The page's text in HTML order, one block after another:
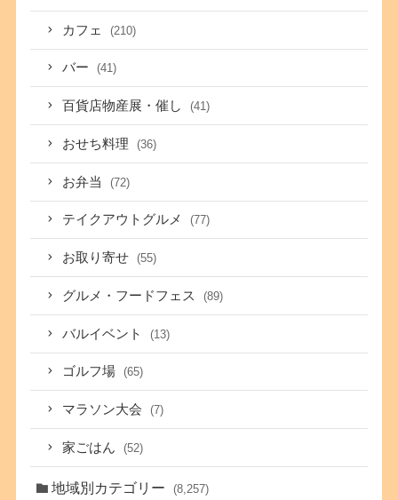
カフェ (210)
バー (41)
百貨店物産展・催し (41)
おせち料理 (36)
お弁当 (72)
テイクアウトグルメ (77)
お取り寄せ (55)
グルメ・フードフェス (89)
バルイベント (13)
ゴルフ場 (65)
マラソン大会 (7)
家ごはん (52)
地域別カテゴリー (8,257)